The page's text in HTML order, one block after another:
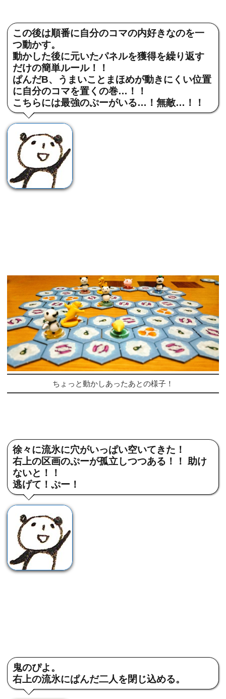
この後は順番に自分のコマの内好きなのを一
つ動かす。
動かした後に元いたパネルを獲得を繰り返す
だけの簡単ルール！！
ぱんだB、うまいことまほめが動きにくい位置
に自分のコマを置くの巻…！！
こちらには最強のぷーがいる…！無敵…！！
ちょっと動かしあったあとの様子！
徐々に流氷に穴がいっぱい空いてきた！
右上の区画のぷーが孤立しつつある！！ 助け
ないと！！
逃げて！ぷー！
鬼のぴよ。
右上の流氷にぱんだ二人を閉じ込める。